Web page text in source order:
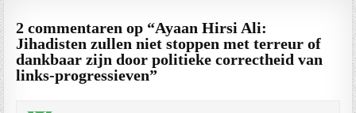
2 commentaren op “Ayaan Hirsi Ali:
Jihadisten zullen niet stoppen met terreur of
dankbaar zijn door politieke correctheid van
links-progressieven”